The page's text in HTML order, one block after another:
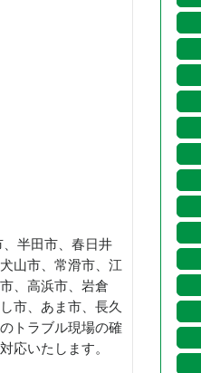
、半田市、春日井
山市、常滑市、江
、高浜市、岩倉
市、あま市、長久
トラブル現場の確
応いたします。